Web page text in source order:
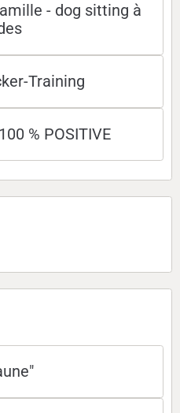
- dog sitting à
Training
% POSITIVE